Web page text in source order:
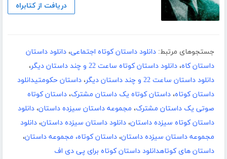
دریافت از کتابراه
جستجوهای مرتبط: دانلود داستان کوتاه اجتماعی، دانلود داستان
داستان کاه، دانلود داستان کوتاه ساعت 22 و چند داستان دیگر
،
دانلود داستان ساعت 22 و چند داستان دیگر
، داستان حکومتیدانلود
داستان کوتاه، داستان کوتاه یک داستان مشترک، داستان کوتاه
صوتی یک داستان مشترک، مجموعه داستان سیزده داستان، دانلود
داستان کوتاه سیزده داستان، دانلود داستان سیزده داستان، دانلود
مجموعه داستان سیزده داستان، داستان کوتاه، مجموعه داستان،
داستان های کوتاهدانلود داستان کوتاه برای پی دی اف